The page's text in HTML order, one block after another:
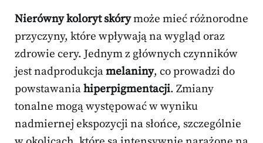
Nierówny koloryt skórymoże mieć różnorodne
przyczyny, które wpływają na wygląd oraz
zdrowie cery. Jednym z głównych czynników
jest nadprodukcjamelaniny, co prowadzi do
powstawaniahiperpigmentacji. Zmiany
tonalne mogą występować w wyniku
nadmiernej ekspozycji na słońce, szczególnie